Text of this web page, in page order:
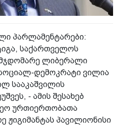
პარლამენტარები:
საქართველოს
ლიბერალი
დემოკრატი ვილია
სააკაშვილის
- ამის შესახებ
ურთიერთობათა
ჟიგიმანტას პავილიონისი